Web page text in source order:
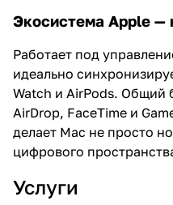
Экосистема Apple —
Работает под
идеально
Watch и AirPods. Общий
AirDrop, FaceTime и
делает Mac не просто
цифрового
Услуги